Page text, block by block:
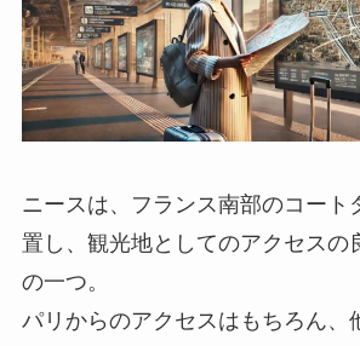
ニースは、フランス南部のコート
置し、観光地としてのアクセスの
の一つ。
パリからのアクセスはもちろん、